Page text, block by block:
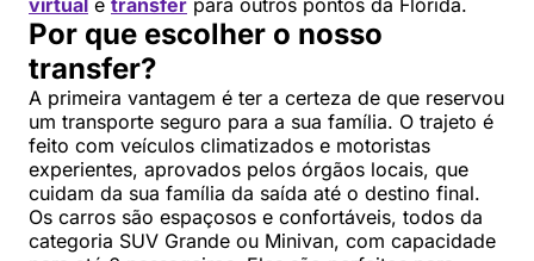
virtual e transfer para outros pontos da Flórida.
Por que escolher o nosso
transfer?
A primeira vantagem é ter a certeza de que reservou
um transporte seguro para a sua família. O trajeto é
feito com veículos climatizados e motoristas
experientes, aprovados pelos órgãos locais, que
cuidam da sua família da saída até o destino final.
Os carros são espaçosos e confortáveis, todos da
categoria SUV Grande ou Minivan, com capacidade